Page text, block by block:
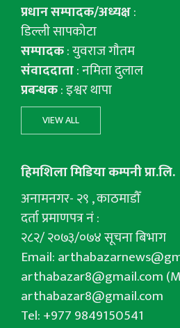
प्रधान सम्पादक/अध्यक्ष:
डिल्ली सापकोटा
सम्पादक: युवराज गाैतम
संवाददाता: नमिता दुलाल
प्रबन्धक: इश्वर थापा
VIEW ALL
हिमशिला मिडिया कम्पनी प्रा.लि.
अनामनगर- २९ , काठमाडौँ
दर्ता प्रमाणपत्र नं :
२८२/ २०७३/०७४ सूचना बिभाग
Email:
arthabazar8@gmail.com
arthabazar8@gmail.com
Tel: +977 9849150541